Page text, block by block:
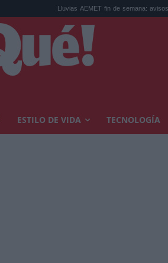
Lluvias AEMET fin de semana: avisos por
ESTILO DE VIDA TECNOLOGÍA